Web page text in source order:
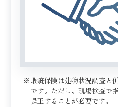
瑕疵保険は建物状況調査と
です。ただし、現場検査で
是正することが必要です。